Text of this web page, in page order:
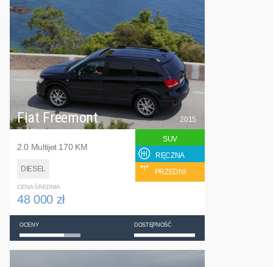
Fiat Freemont
2.0 Multijet 170 KM
DIESEL
2015
SUV
RĘCZNA
PRZEDNI
CENA ŚREDNIA
48 000 zł
OCENY DOSTĘPNOŚĆ